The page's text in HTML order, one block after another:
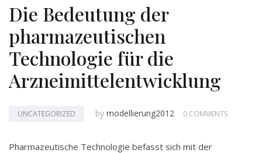
Die Bedeutung der
pharmazeutischen
Technologie für die
Arzneimittelentwicklung
UNCATEGORIZED by modellierung2012 0 COMMENTS
Pharmazeutische Technologie befasst sich mit der